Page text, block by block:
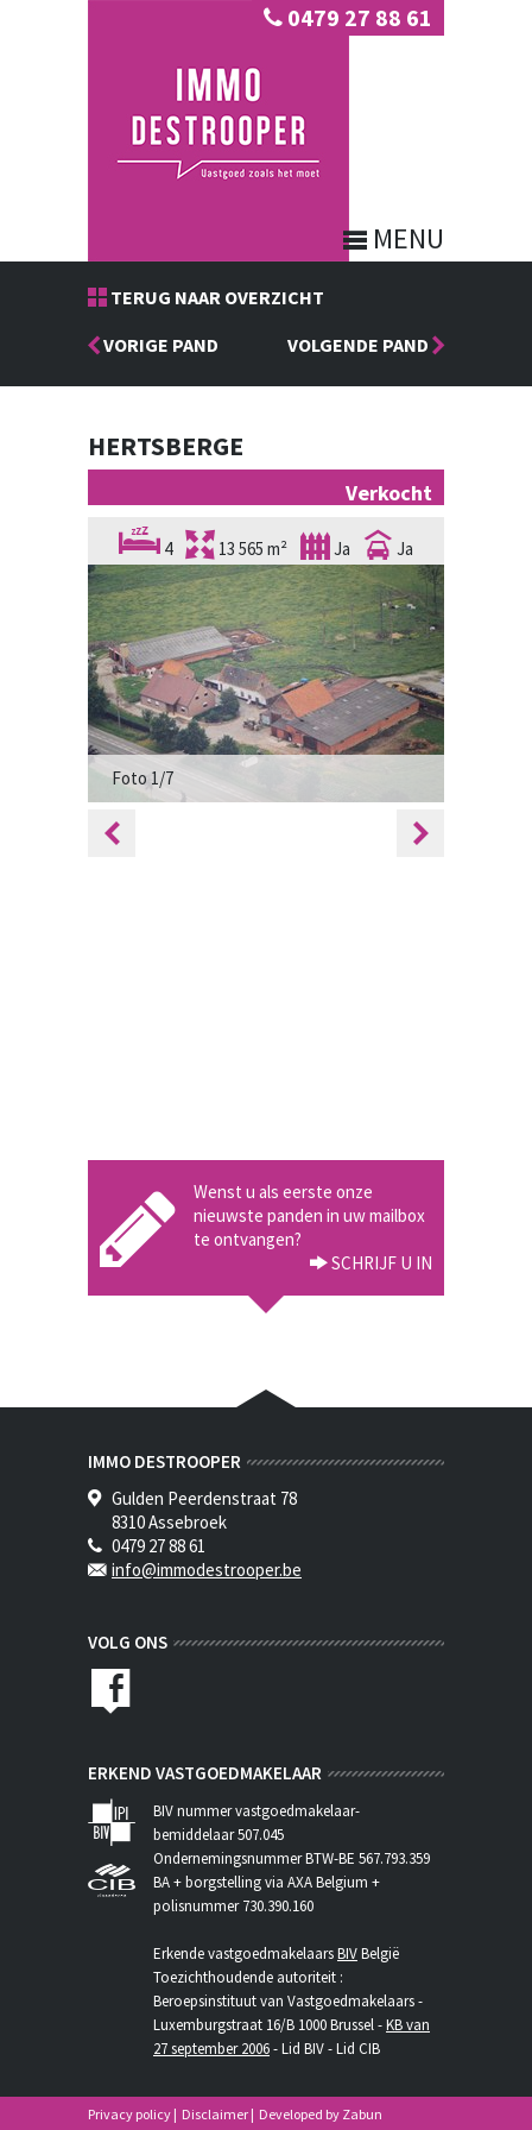
0479 27 88 61
MENU
TERUG NAAR OVERZICHT
VORIGE PAND
VOLGENDE PAND
HERTSBERGE
Verkocht
4 13 565 m² Ja Ja
Foto 1/7
Wenst u als eerste onze
nieuwste panden in uw mailbox
te ontvangen?
SCHRIJF U IN
IMMO DESTROOPER
Gulden Peerdenstraat 78
8310 Assebroek
0479 27 88 61
info@immodestrooper.be
VOLG ONS
ERKEND VASTGOEDMAKELAAR
BIV nummer vastgoedmakelaar-
bemiddelaar 507.045
Ondernemingsnummer BTW-BE 567.793.359
BA + borgstelling via AXA Belgium +
polisnummer 730.390.160
Erkende vastgoedmakelaarsBIVBelgië
Toezichthoudende autoriteit :
Beroepsinstituut van Vastgoedmakelaars -
Luxemburgstraat 16/B 1000 Brussel -KB van
27 september 2006- Lid BIV - Lid CIB
Privacy policy | Disclaimer | Developed by Zabun